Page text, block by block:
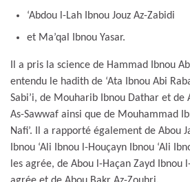
‘Abdou l-Lah Ibnou Jouz Az-Zabidi
et Ma’qal Ibnou Yasar.
Il a pris la science de Hammad Ibnou
entendu le hadith de ‘Ata Ibnou Abi
Sabi’i, de Mouharib Ibnou Dathar et de
As-Sawwaf ainsi que de Mouhammad
Nafi’. Il a rapporté également de Abou
Ibnou ‘Ali Ibnou l-Houçayn Ibnou ‘Ali
les agrée, de Abou l-Haçan Zayd Ibnou